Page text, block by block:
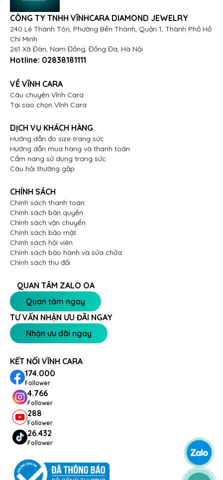
CÔNG TY TNHH VĨNHCARA DIAMOND JEWELRY
240 Lê Thánh Tôn, Phường Bến Thành, Quận 1, Thành Phố Hồ
Chí Minh
261 Xã Đàn, Nam Đồng, Đống Đa, Hà Nội
Hotline: 02838181111
VỀ VĨNH CARA
Câu chuyện Vĩnh Cara
Tại sao chọn Vĩnh Cara
DỊCH VỤ KHÁCH HÀNG
Hướng dẫn đo size trang sức
Hướng dẫn mua hàng và thanh toán
Cẩm nang sử dụng trang sức
Câu hỏi thường gặp
CHÍNH SÁCH
Chính sách thanh toán
Chính sách bản quyền
Chính sách vận chuyển
Chính sách bảo mật
Chính sách hội viên
Chính sách bảo hành và sửa chữa
Chính sách thu đổi
QUAN TÂM ZALO OA
Quan tâm ngay
TƯ VẤN NHẬN ƯU ĐÃI NGAY
Nhận ưu đãi ngay
KẾT NỐI VĨNH CARA
174.000
Follower
4.766
Follower
288
Follower
26.432
Follower